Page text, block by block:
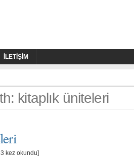
İLETIŞIM
kitaplık üniteleri
kez okundu]